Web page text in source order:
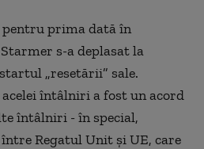
prima dată în
s-a deplasat la
„resetării” sale.
întâlniri a fost un acord
întâlniri - în special,
Regatul Unit și UE, care